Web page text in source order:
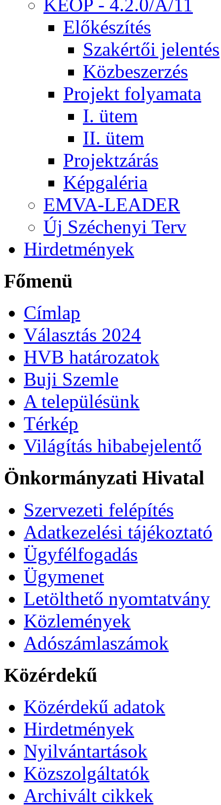
KEOP - 4.2.0/A/11
Előkészítés
Szakértői jelentés
Közbeszerzés
Projekt folyamata
I. ütem
II. ütem
Projektzárás
Képgaléria
EMVA-LEADER
Új Széchenyi Terv
Hirdetmények
Főmenü
Címlap
Választás 2024
HVB határozatok
Buji Szemle
A településünk
Térkép
Világítás hibabejelentő
Önkormányzati Hivatal
Szervezeti felépítés
Adatkezelési tájékoztató
Ügyfélfogadás
Ügymenet
Letölthető nyomtatvány
Közlemények
Adószámlaszámok
Közérdekű
Közérdekű adatok
Hirdetmények
Nyilvántartások
Közszolgáltatók
Archivált cikkek